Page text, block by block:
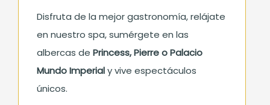
Disfruta de la mejor gastronomía, relájate
en nuestro spa, sumérgete en las
albercas de Princess, Pierre o Palacio
Mundo Imperialy vive espectáculos
únicos.